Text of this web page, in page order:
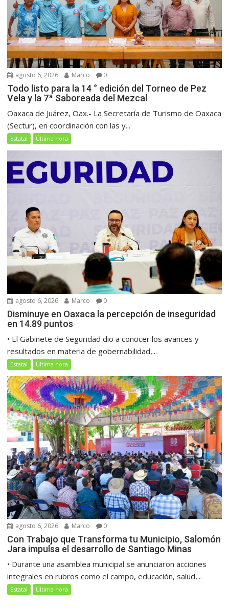
agosto 6, 2026 Marco 0
Todo listo para la 14 ° edición del Torneo de Pez
Vela y la 7ª Saboreada del Mezcal
Oaxaca de Juárez, Oax.- La Secretaría de Turismo de Oaxaca
(Sectur), en coordinación con las y...
Estatal Última hora
agosto 6, 2026 Marco 0
Disminuye en Oaxaca la percepción de inseguridad
en 14.89 puntos
• El Gabinete de Seguridad dio a conocer los avances y
resultados en materia de gobernabilidad,...
Estatal Última hora
agosto 6, 2026 Marco 0
Con Trabajo que Transforma tu Municipio, Salomón
Jara impulsa el desarrollo de Santiago Minas
• Durante una asamblea municipal se anunciaron acciones
integrales en rubros como el campo, educación, salud,...
Estatal Última hora